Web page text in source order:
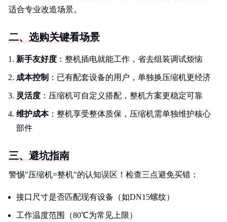
适合专业改造场景。
二、选购关键看场景
新手友好度 ：整机插电就能工作，省去组装调试烦恼
成本控制 ：已有配套设备的用户，单独换压缩机更经济
灵活度 ：压缩机可自定义搭配，整机方案更稳定可靠
维护成本：整机享受整体质保，压缩机需单独维护核心
部件
三、避坑指南
警惕"压缩机=整机"的认知误区！检查三点避免买错：
接口尺寸是否匹配现有设备（如DN15螺纹）
工作温度范围（80℃为常见上限）